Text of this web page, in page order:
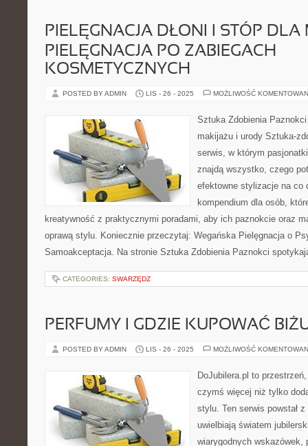
PIELĘGNACJA DŁONI I STÓP DLA
PIELĘGNACJA PO ZABIEGACH
KOSMETYCZNYCH
POSTED BY ADMIN LIS - 26 - 2025 MOŻLIWOŚĆ
Sztuka Zdobienia
makijażu i urody Sztuka-
serwis, w którym
znajdą wszystko, czego
efektowne stylizacje na co
kompendium dla osób,
kreatywność z praktycznymi poradami, aby ich paznokcie oraz
oprawą stylu. Koniecznie przeczytaj: Wegańska Pielęgnacja o
Samoakceptacja. Na stronie Sztuka Zdobienia Paznokci
CATEGORIES: SWARZĘDZ
PERFUMY I GDZIE KUPOWAĆ
POSTED BY ADMIN LIS - 26 - 2025 MOŻLIWOŚĆ
DoJubilera.pl to
czymś więcej niż tylko
stylu. Ten serwis powstał
uwielbiają światem
wiarygodnych wskazówek,